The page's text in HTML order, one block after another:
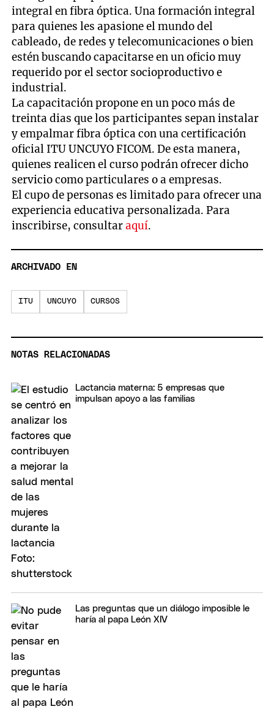
integral en fibra óptica. Una formación integral
para quienes les apasione el mundo del
cableado, de redes y telecomunicaciones o bien
estén buscando capacitarse en un oficio muy
requerido por el sector socioproductivo e
industrial.
La capacitación propone en un poco más de
treinta dias que los participantes sepan instalar
y empalmar fibra óptica con una certificación
oficial ITU UNCUYO FICOM. De esta manera,
quienes realicen el curso podrán ofrecer dicho
servicio como particulares o a empresas.
El cupo de personas es limitado para ofrecer una
experiencia educativa personalizada. Para
inscribirse, consultaraquí.
ARCHIVADO EN
ITU UNCUYO CURSOS
NOTAS RELACIONADAS
Lactancia materna: 5 empresas que
impulsan apoyo a las familias
Las preguntas que un diálogo imposible le
haría al papa León XIV